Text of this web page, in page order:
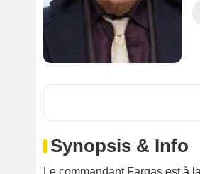
Synopsis & Info
Le commandant Fargas est à